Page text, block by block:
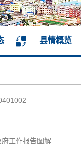
县情概览
工作报告图解